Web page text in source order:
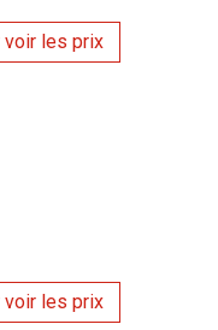
voir les prix
voir les prix